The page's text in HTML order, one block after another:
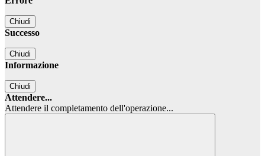
Chiudi
Successo
Chiudi
Informazione
Chiudi
Attendere...
Attendere il completamento dell'operazione...